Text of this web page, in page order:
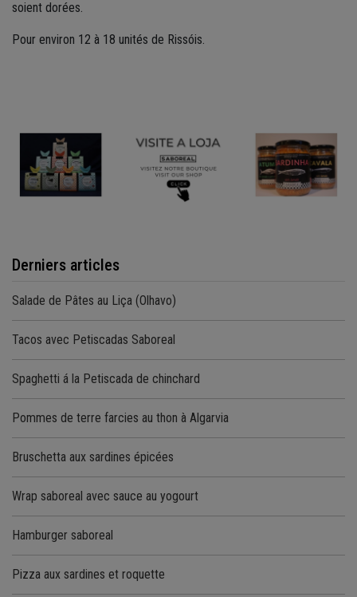
soient dorées.
Pour environ 12 à 18 unités de Rissóis.
Derniers articles
Salade de Pâtes au Liça (Olhavo)
Tacos avec Petiscadas Saboreal
Spaghetti á la Petiscada de chinchard
Pommes de terre farcies au thon à Algarvia
Bruschetta aux sardines épicées
Wrap saboreal avec sauce au yogourt
Hamburger saboreal
Pizza aux sardines et roquette